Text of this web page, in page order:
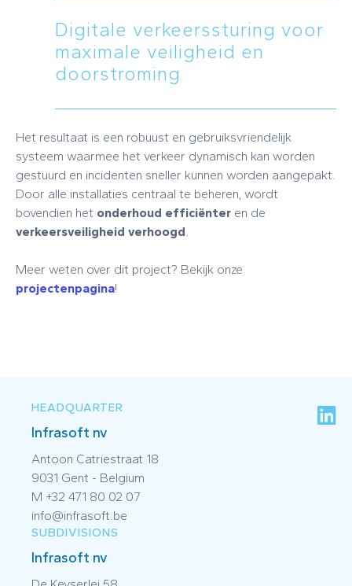
Digitale verkeerssturing voor
maximale veiligheid en
doorstroming
Het resultaat is een robuust en gebruiksvriendelijk
systeem waarmee het verkeer dynamisch kan worden
gestuurd en incidenten sneller kunnen worden aangepakt.
Door alle installaties centraal te beheren, wordt
bovendien het onderhoud efficiënter en de
verkeersveiligheid verhoogd
Meer weten over dit project? Bekijk onze
projectenpagina!
HEADQUARTER
Infrasoft nv
Antoon Catriestraat 18
9031 Gent - Belgium
M +32 471 80 02 07
info@infrasoft.be
SUBDIVISIONS
Infrasoft nv